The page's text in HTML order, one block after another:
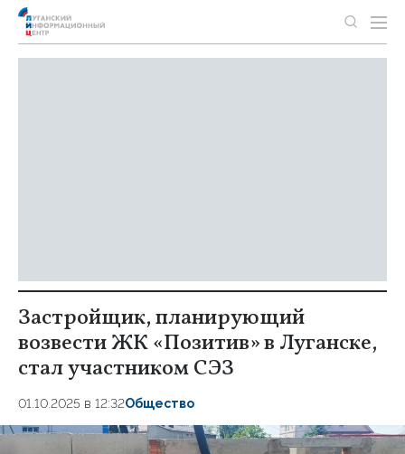
Застройщик, планирующий
возвести ЖК «Позитив» в Луганске,
стал участником СЭЗ
01.10.2025 в 12:32Общество